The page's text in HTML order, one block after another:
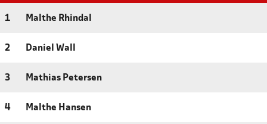
1 Malthe Rhindal
2 Daniel Wall
3 Mathias Petersen
4 Malthe Hansen